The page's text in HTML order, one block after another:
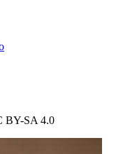
BY-SA 4.0